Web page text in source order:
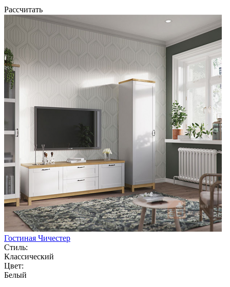
Рассчитать
Гостиная Чичестер
Стиль:
Классический
Цвет:
Белый